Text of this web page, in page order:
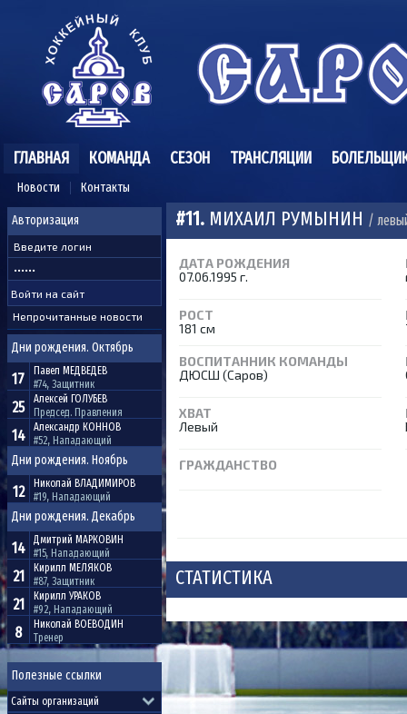
ГЛАВНАЯ
Новости Контакты
КОМАНДА СЕЗОН ТРАНСЛЯЦИИ
Авторизация
Непрочитанные новости
Дни рождения. Октябрь
17 Павел МЕДВЕДЕВ
#74, Защитник
25 Алексей ГОЛУБЕВ
Председ. Правления
14 Александр КОННОВ
#52, Нападающий
Дни рождения. Ноябрь
12 Николай ВЛАДИМИРОВ
#19, Нападающий
Дни рождения. Декабрь
14 Дмитрий МАРКОВИН
#15, Нападающий
21 Кирилл МЕЛЯКОВ
#87, Защитник
21 Кирилл УРАКОВ
#92, Нападающий
8 Николай ВОЕВОДИН
Тренер
Полезные ссылки
#11. МИХАИЛ РУМЫНИН /
ДАТА РОЖДЕНИЯ
07.06.1995 г.
РОСТ
181 см
ВОСПИТАННИК КОМАНДЫ
ДЮСШ (Саров)
ХВАТ
Левый
ГРАЖДАНСТВО
СТАТИСТИКА